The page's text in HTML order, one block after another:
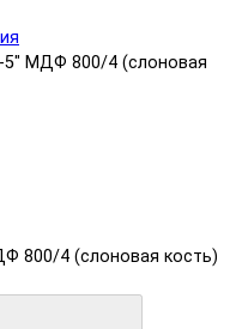
5" МДФ 800/4 (слоновая
800/4 (слоновая кость)